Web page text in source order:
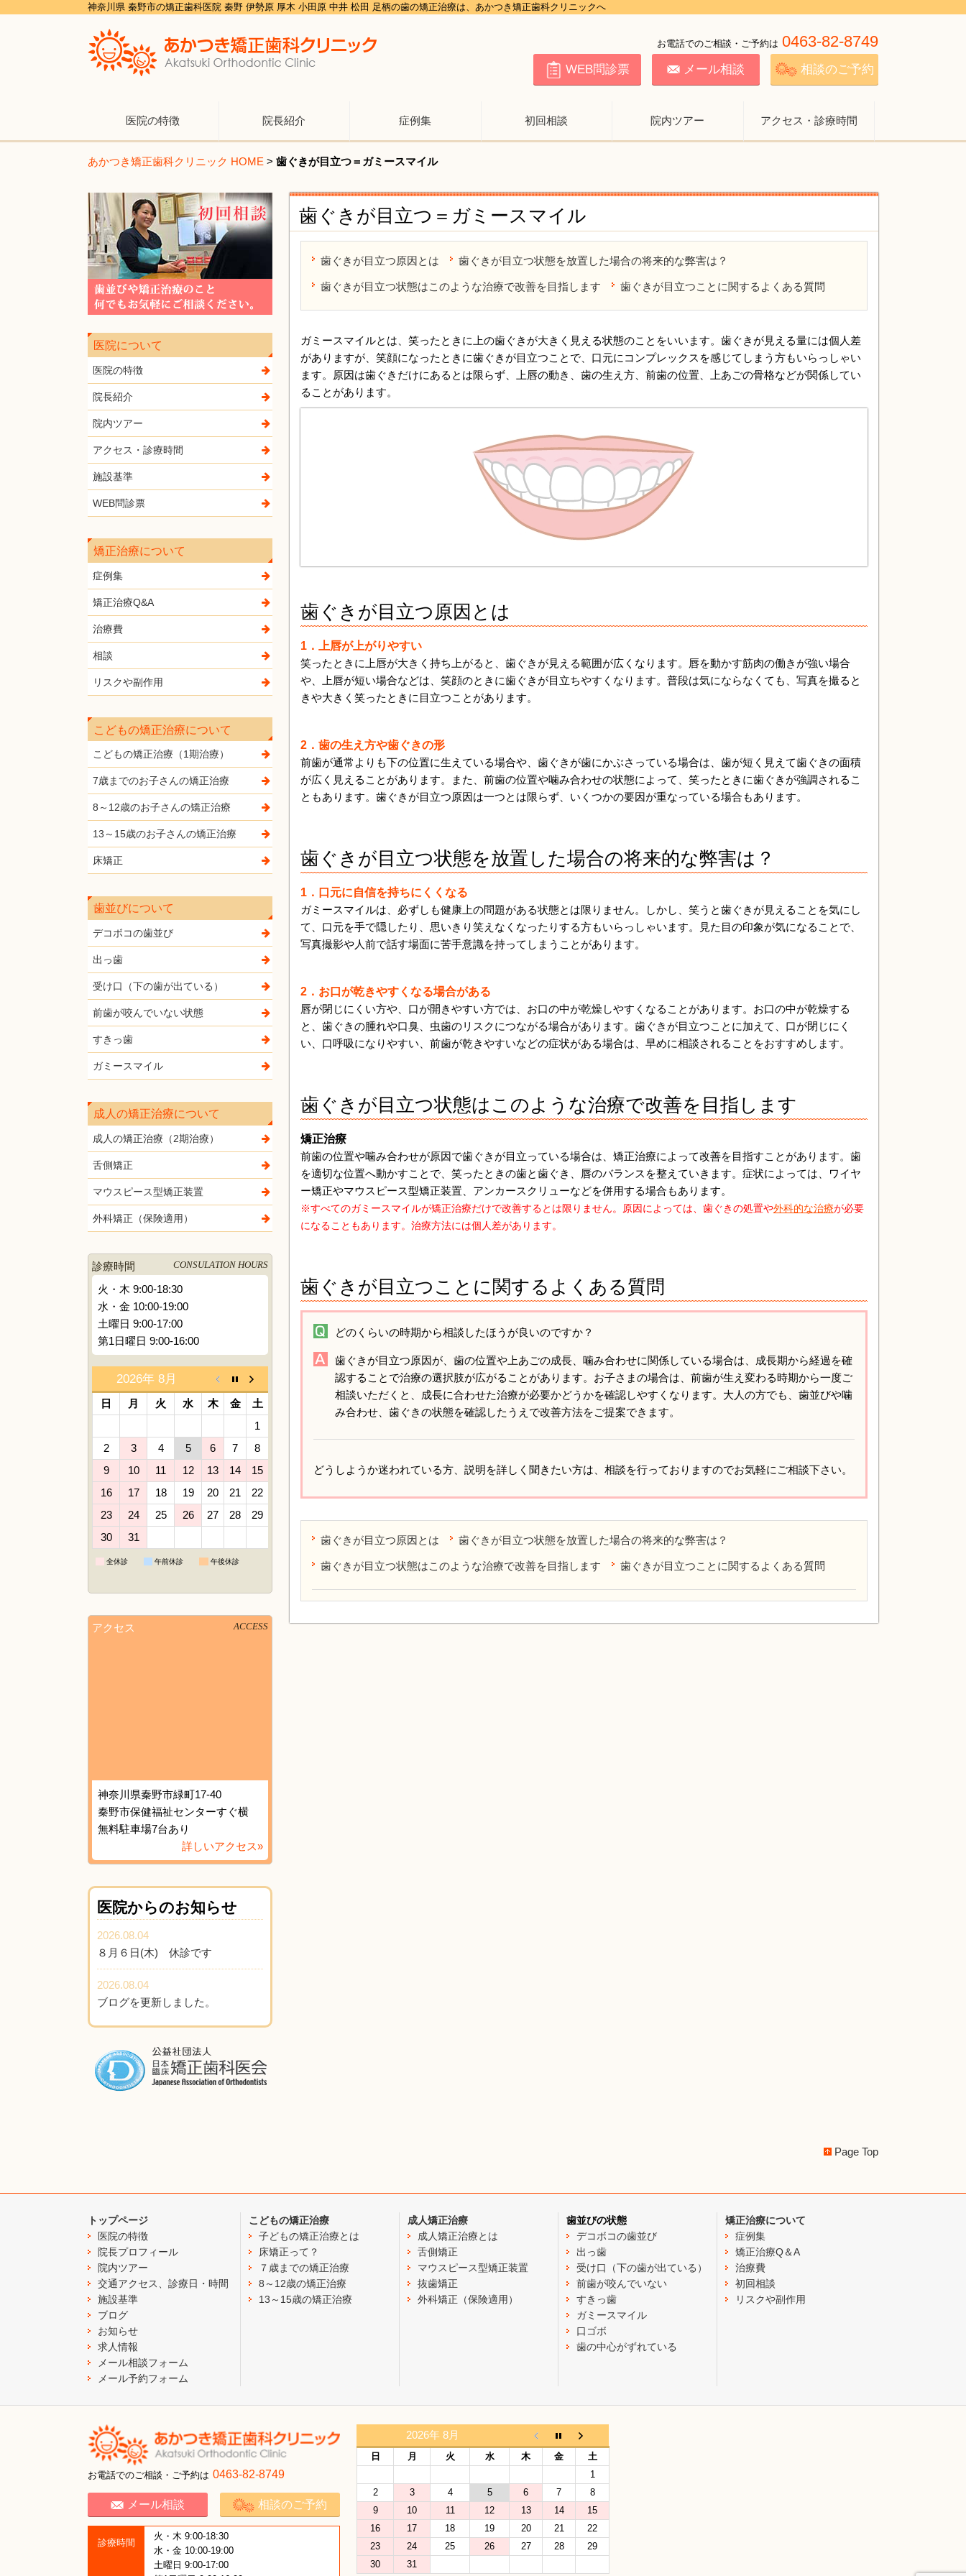
神奈川県 秦野市の矯正歯科医院 秦野 伊勢原 厚木 小田原 中井 松田 足柄の歯の矯正治療は、あかつき矯正歯科クリニックへ
お電話でのご相談・ご予約は 0463-82-8749
WEB問診票 メール相談 相談のご予約
医院の特徴 院長紹介 症例集 初回相談 院内ツアー アクセス・診療時間
あかつき矯正歯科クリニック HOME > 歯ぐきが目立つ＝ガミースマイル
歯ぐきが目立つ＝ガミースマイル
歯ぐきが目立つ原因とは 歯ぐきが目立つ状態を放置した場合の将来的な弊害は？
歯ぐきが目立つ状態はこのような治療で改善を目指します 歯ぐきが目立つことに関するよくある質問
ガミースマイルとは、笑ったときに上の歯ぐきが大きく見える状態のことをいいます。歯ぐきが見える量には個人差
がありますが、笑顔になったときに歯ぐきが目立つことで、口元にコンプレックスを感じてしまう方もいらっしゃい
ます。原因は歯ぐきだけにあるとは限らず、上唇の動き、歯の生え方、前歯の位置、上あごの骨格などが関係してい
ることがあります。
歯ぐきが目立つ原因とは
1．上唇が上がりやすい
笑ったときに上唇が大きく持ち上がると、歯ぐきが見える範囲が広くなります。唇を動かす筋肉の働きが強い場合
や、上唇が短い場合などは、笑顔のときに歯ぐきが目立ちやすくなります。普段は気にならなくても、写真を撮ると
きや大きく笑ったときに目立つことがあります。
2．歯の生え方や歯ぐきの形
前歯が通常よりも下の位置に生えている場合や、歯ぐきが歯にかぶさっている場合は、歯が短く見えて歯ぐきの面積
が広く見えることがあります。また、前歯の位置や噛み合わせの状態によって、笑ったときに歯ぐきが強調されるこ
ともあります。歯ぐきが目立つ原因は一つとは限らず、いくつかの要因が重なっている場合もあります。
歯ぐきが目立つ状態を放置した場合の将来的な弊害は？
1．口元に自信を持ちにくくなる
ガミースマイルは、必ずしも健康上の問題がある状態とは限りません。しかし、笑うと歯ぐきが見えることを気にし
て、口元を手で隠したり、思いきり笑えなくなったりする方もいらっしゃいます。見た目の印象が気になることで、
写真撮影や人前で話す場面に苦手意識を持ってしまうことがあります。
2．お口が乾きやすくなる場合がある
唇が閉じにくい方や、口が開きやすい方では、お口の中が乾燥しやすくなることがあります。お口の中が乾燥する
と、歯ぐきの腫れや口臭、虫歯のリスクにつながる場合があります。歯ぐきが目立つことに加えて、口が閉じにく
い、口呼吸になりやすい、前歯が乾きやすいなどの症状がある場合は、早めに相談されることをおすすめします。
歯ぐきが目立つ状態はこのような治療で改善を目指します
矯正治療
前歯の位置や噛み合わせが原因で歯ぐきが目立っている場合は、矯正治療によって改善を目指すことがあります。歯
を適切な位置へ動かすことで、笑ったときの歯と歯ぐき、唇のバランスを整えていきます。症状によっては、ワイヤ
ー矯正やマウスピース型矯正装置、アンカースクリューなどを併用する場合もあります。
※すべてのガミースマイルが矯正治療だけで改善するとは限りません。原因によっては、歯ぐきの処置や外科的な治療が必要
になることもあります。治療方法には個人差があります。
歯ぐきが目立つことに関するよくある質問
どのくらいの時期から相談したほうが良いのですか？
歯ぐきが目立つ原因が、歯の位置や上あごの成長、噛み合わせに関係している場合は、成長期から経過を確
認することで治療の選択肢が広がることがあります。お子さまの場合は、前歯が生え変わる時期から一度ご
相談いただくと、成長に合わせた治療が必要かどうかを確認しやすくなります。大人の方でも、歯並びや噛
み合わせ、歯ぐきの状態を確認したうえで改善方法をご提案できます。
どうしようか迷われている方、説明を詳しく聞きたい方は、相談を行っておりますのでお気軽にご相談下さい。
歯ぐきが目立つ原因とは 歯ぐきが目立つ状態を放置した場合の将来的な弊害は？
歯ぐきが目立つ状態はこのような治療で改善を目指します 歯ぐきが目立つことに関するよくある質問
医院について
医院の特徴
院長紹介
院内ツアー
アクセス・診療時間
施設基準
WEB問診票
矯正治療について
症例集
矯正治療Q&A
治療費
相談
リスクや副作用
こどもの矯正治療について
こどもの矯正治療（1期治療）
7歳までのお子さんの矯正治療
8～12歳のお子さんの矯正治療
13～15歳のお子さんの矯正治療
床矯正
歯並びについて
デコボコの歯並び
出っ歯
受け口（下の歯が出ている）
前歯が咬んでいない状態
すきっ歯
ガミースマイル
成人の矯正治療について
成人の矯正治療（2期治療）
舌側矯正
マウスピース型矯正装置
外科矯正（保険適用）
CONSULATION HOURS
診療時間
火・木 9:00-18:30
水・金 10:00-19:00
土曜日 9:00-17:00
第1日曜日 9:00-16:00
2026年 8月
日 月 火 水 木 金
土
1
2
3 4 5 6 7
8
9
10 11 12 13 14
15
16
17 18 19 20 21
22
23
24 25 26 27 28
29
30
31
全休診 午前休診 午後休診
ACCESS
アクセス
神奈川県秦野市緑町17-40
秦野市保健福祉センターすぐ横
無料駐車場7台あり
詳しいアクセス»
医院からのお知らせ
2026.08.04
８月６日(木) 休診です
2026.08.04
ブログを更新しました。
Page Top
トップページ
医院の特徴
院長プロフィール
院内ツアー
交通アクセス、診療日・時間
施設基準
ブログ
お知らせ
求人情報
メール相談フォーム
メール予約フォーム
こどもの矯正治療
子どもの矯正治療とは
床矯正って？
７歳までの矯正治療
8～12歳の矯正治療
13～15歳の矯正治療
成人矯正治療
成人矯正治療とは
舌側矯正
マウスピース型矯正装置
抜歯矯正
外科矯正（保険適用）
歯並びの状態
デコボコの歯並び
出っ歯
受け口（下の歯が出ている）
前歯が咬んでいない
すきっ歯
ガミースマイル
口ゴボ
歯の中心がずれている
矯正治療について
症例集
矯正治療Q＆A
治療費
初回相談
リスクや副作用
お電話でのご相談・ご予約は 0463-82-8749
メール相談 相談のご予約
診療時間
火・木 9:00-18:30
水・金 10:00-19:00
土曜日 9:00-17:00
2026年 8月
日 月 火 水 木 金
土
1
2
3 4 5 6 7
8
9
10 11 12 13 14
15
16
17 18 19 20 21
22
23
24 25 26 27 28
29
30
31